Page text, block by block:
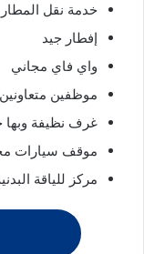
خدمة نقل المطار
إفطار جيد
واي فاي مجاني
موظفين
غرف نظيفة
موقف سيارات
مركز للياقة